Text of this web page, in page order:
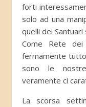
forti
solo ad una
quelli dei Santuari
Come Rete dei
fermamente
sono le
veramente ci
La scorsa